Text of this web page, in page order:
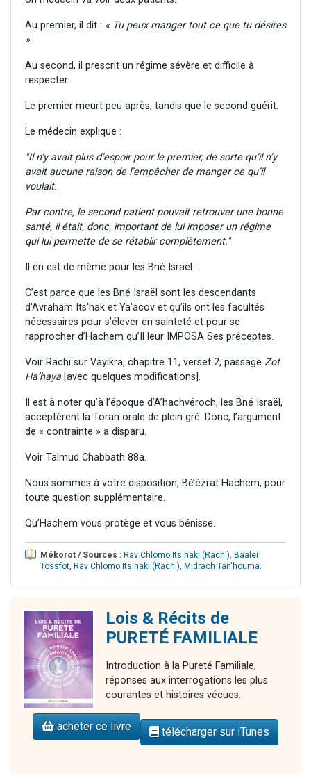
Au premier, il dit : « Tu peux manger tout ce que tu désires
»
Au second, il prescrit un régime sévère et difficile à
respecter.
Le premier meurt peu après, tandis que le second guérit.
Le médecin explique :
"Il n’y avait plus d’espoir pour le premier, de sorte qu’il n’y
avait aucune raison de l’empêcher de manger ce qu’il
voulait.
Par contre, le second patient pouvait retrouver une bonne
santé, il était, donc, important de lui imposer un régime
qui lui permette de se rétablir complètement."
Il en est de même pour les Bné Israël :
C’est parce que les Bné Israël sont les descendants
d'Avraham Its'hak et Ya'acov et qu’ils ont les facultés
nécessaires pour s’élever en sainteté et pour se
rapprocher d’Hachem qu’Il leur IMPOSA Ses préceptes.
Voir Rachi sur Vayikra, chapitre 11, verset 2, passage Zot
Ha’haya[avec quelques modifications].
Il est à noter qu’à l’époque d’A’hachvéroch, les Bné Israël,
acceptèrent la Torah orale de plein gré. Donc, l’argument
de « contrainte » a disparu.
Voir Talmud Chabbath 88a.
Nous sommes à votre disposition, Bé’ézrat Hachem, pour
toute question supplémentaire.
Qu’Hachem vous protège et vous bénisse.
Mékorot / Sources : Rav Chlomo Its'haki (Rachi), Baalei
Tossfot, Rav Chlomo Its'haki (Rachi), Midrach Tan'houma.
Lois & Récits de
PURETÉ FAMILIALE
Introduction à la Pureté Familiale,
réponses aux interrogations les plus
courantes et histoires vécues.
acheter ce livre télécharger sur iTunes